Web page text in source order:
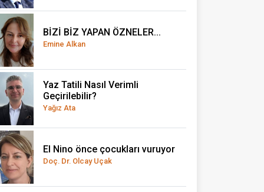
BİZİ BİZ YAPAN ÖZNELER...
Emine Alkan
Yaz Tatili Nasıl Verimli
Geçirilebilir?
Yağız Ata
El Nino önce çocukları vuruyor
Doç. Dr. Olcay Uçak